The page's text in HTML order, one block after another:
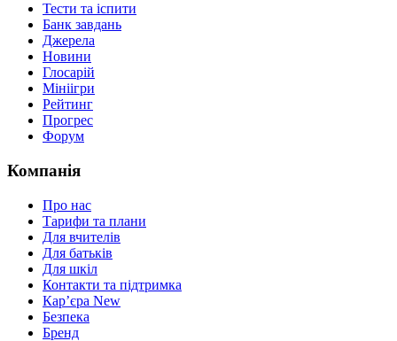
Тести та іспити
Банк завдань
Джерела
Новини
Глосарій
Мініігри
Рейтинг
Прогрес
Форум
Компанія
Про нас
Тарифи та плани
Для вчителів
Для батьків
Для шкіл
Контакти та підтримка
Кар’єра New
Безпека
Бренд